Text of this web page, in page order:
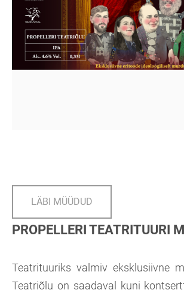
LÄBI MÜÜDUD
PROPELLERI TEATRITUURI
Teatrituuriks valmiv eksklusiivne
Teatriõlu on saadaval kuni